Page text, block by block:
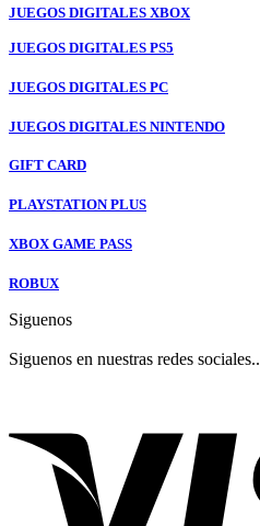
JUEGOS DIGITALES XBOX
JUEGOS DIGITALES PS5
JUEGOS DIGITALES PC
JUEGOS DIGITALES NINTENDO
GIFT CARD
PLAYSTATION PLUS
XBOX GAME PASS
ROBUX
Siguenos
Siguenos en nuestras redes sociales..